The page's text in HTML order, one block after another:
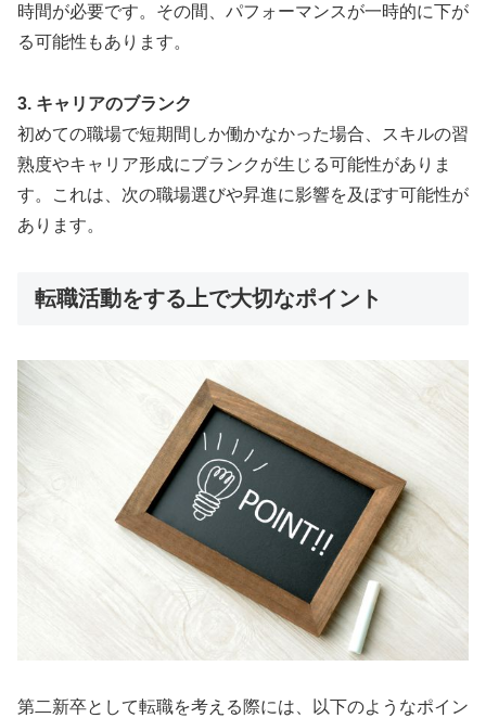
時間が必要です。その間、パフォーマンスが一時的に下が
る可能性もあります。
3. キャリアのブランク
初めての職場で短期間しか働かなかった場合、スキルの習
熟度やキャリア形成にブランクが生じる可能性がありま
す。これは、次の職場選びや昇進に影響を及ぼす可能性が
あります。
転職活動をする上で大切なポイント
第二新卒として転職を考える際には、以下のようなポイン